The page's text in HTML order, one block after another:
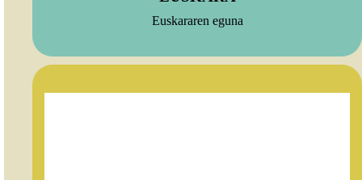
Euskararen eguna